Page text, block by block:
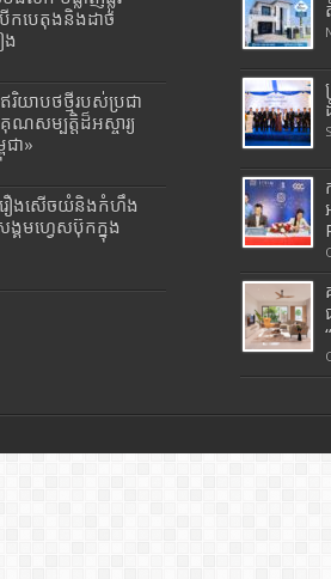
កបេតុងនិងដាច់
ង
រិយាបថថ្មីរបស់ប្រជា
ណសម្បត្តិដ៏អស្ចារ្យ
ជា»
រឿងសើចយំនិងកំហឹង
គមហ្វេសប៊ុកក្នុង